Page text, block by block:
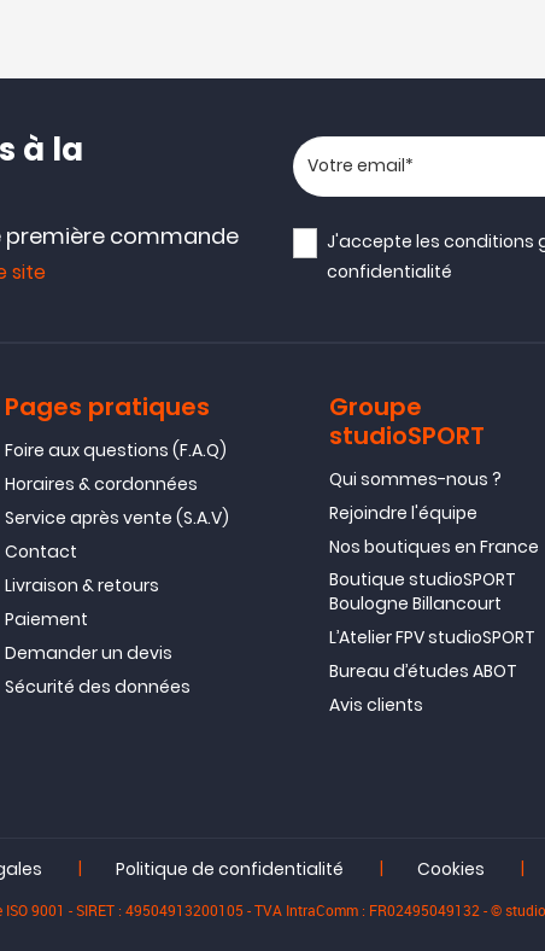
à la
première commande
site
Votre adresse email
J'accepte lesconditions
confidentialité
Pages pratiques
Foire aux questions (F.A.Q)
Horaires & cordonnées
Service après vente (S.A.V)
Contact
Livraison & retours
Paiement
Demander un devis
Sécurité des données
Groupe
studioSPORT
Qui sommes-nous ?
Rejoindre l'équipe
Nos boutiques en France
Boutique studioSPORT
Boulogne Billancourt
L’Atelier FPV studioSPORT
Bureau d’études ABOT
Avis clients
| Politique de confidentialité | Cookies |
ISO 9001 - SIRET : 49504913200105 - TVA IntraComm : FR02495049132 - ©